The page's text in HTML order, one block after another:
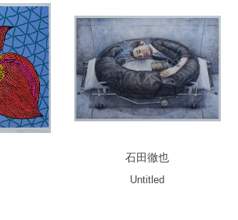
石田徹也
Untitled